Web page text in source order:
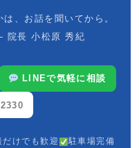
、お話を聞いてから。
院長 小松原 秀紀
LINEで気軽に相談
だけでも歓迎
駐車場完備